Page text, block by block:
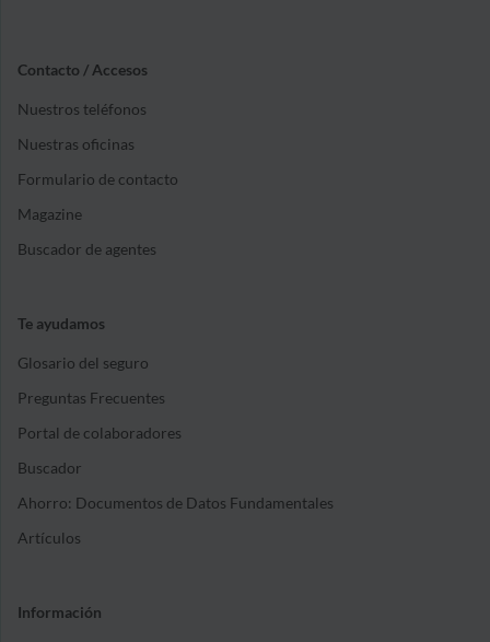
Contacto / Accesos
Nuestros teléfonos
Nuestras oficinas
Formulario de contacto
Magazine
Buscador de agentes
Te ayudamos
Glosario del seguro
Preguntas Frecuentes
Portal de colaboradores
Buscador
Ahorro: Documentos de Datos Fundamentales
Artículos
Información